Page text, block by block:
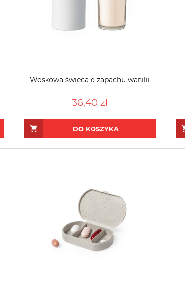
Woskowa świeca o zapachu wanilii
36,40 zł
DO KOSZYKA